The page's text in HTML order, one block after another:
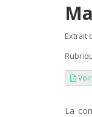
Extrait
La